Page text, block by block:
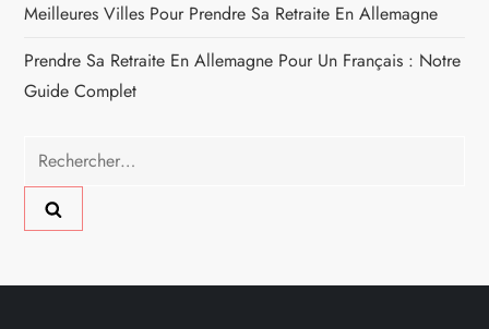
Meilleures Villes Pour Prendre Sa Retraite En Allemagne
Prendre Sa Retraite En Allemagne Pour Un Français : Notre
Guide Complet
Rechercher :